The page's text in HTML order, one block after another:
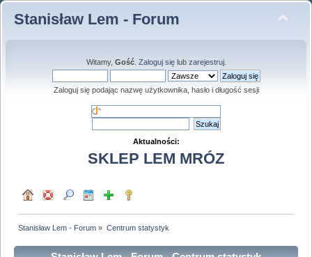
Stanisław Lem - Forum
Witamy, Gość. Zaloguj sięlub zarejestruj.
Zaloguj się podając nazwę użytkownika, hasło i długość sesji
Aktualności:
SKLEP LEM MRÓZ
Stanisław Lem - Forum » Centrum statystyk